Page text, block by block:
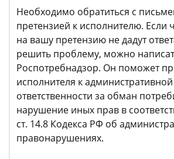
Необходимо обратиться с
претензией к исполнителю. Если
на вашу претензию не дадут
решить проблему, можно
Роспотребнадзор. Он поможет
исполнителя к административной
ответственности за обман
нарушение иных прав в
ст. 14.8 Кодекса РФ об
правонарушениях.